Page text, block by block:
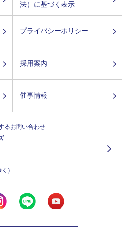
法）に基づく表示
プライバシーポリシー
採用案内
催事情報
るお問い合わせ
く)